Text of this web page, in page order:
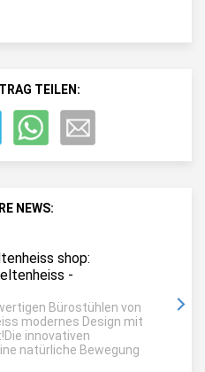
TEILEN:
NEWS:
shop:
-
Bürostühlen von
modernes Design mit
innovativen
natürliche Bewegung